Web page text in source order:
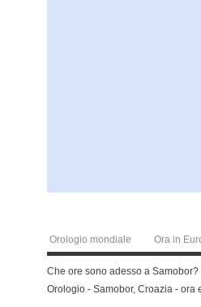
Orologio mondiale Ora in
Che ore sono adesso a
Orologio - Samobor, Croazia - ora